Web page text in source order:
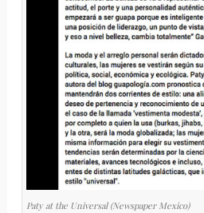
Paty at the Universal (Newspaper Mexico)